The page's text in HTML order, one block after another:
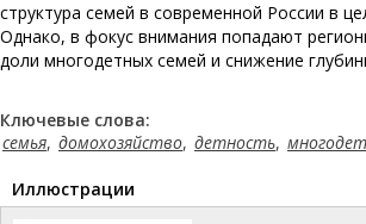
структура семей в современной России в
Однако, в фокус внимания попадают
доли многодетных семей и снижение
Ключевые слова:
семья, домохозяйство, детность,
Иллюстрации